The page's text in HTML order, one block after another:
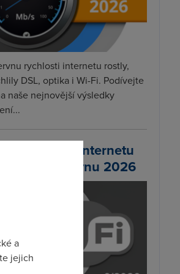
rychlosti internetu rostly,
DSL, optika i Wi-Fi. Podívejte
naše nejnovější výsledky
Wi-Fi internetu
DSL.cz v červnu 2026
a
jejich